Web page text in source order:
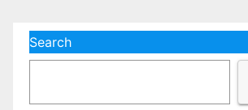
Search